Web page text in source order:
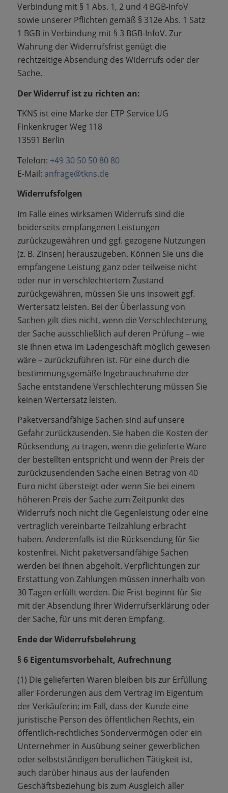
Verbindung mit § 1 Abs. 1, 2 und 4 BGB-InfoV
sowie unserer Pflichten gemäß § 312e Abs. 1 Satz
1 BGB in Verbindung mit § 3 BGB-InfoV. Zur
Wahrung der Widerrufsfrist genügt die
rechtzeitige Absendung des Widerrufs oder der
Sache.
Der Widerruf ist zu richten an:
TKNS ist eine Marke der ETP Service UG
Finkenkruger Weg 118
13591 Berlin
Telefon: +49 30 50 50 80 80
E-Mail: anfrage@tkns.de
Widerrufsfolgen
Im Falle eines wirksamen Widerrufs sind die
beiderseits empfangenen Leistungen
zurückzugewähren und ggf. gezogene Nutzungen
(z. B. Zinsen) herauszugeben. Können Sie uns die
empfangene Leistung ganz oder teilweise nicht
oder nur in verschlechtertem Zustand
zurückgewähren, müssen Sie uns insoweit ggf.
Wertersatz leisten. Bei der Überlassung von
Sachen gilt dies nicht, wenn die Verschlechterung
der Sache ausschließlich auf deren Prüfung – wie
sie Ihnen etwa im Ladengeschäft möglich gewesen
wäre – zurückzuführen ist. Für eine durch die
bestimmungsgemäße Ingebrauchnahme der
Sache entstandene Verschlechterung müssen Sie
keinen Wertersatz leisten.
Paketversandfähige Sachen sind auf unsere
Gefahr zurückzusenden. Sie haben die Kosten der
Rücksendung zu tragen, wenn die gelieferte Ware
der bestellten entspricht und wenn der Preis der
zurückzusendenden Sache einen Betrag von 40
Euro nicht übersteigt oder wenn Sie bei einem
höheren Preis der Sache zum Zeitpunkt des
Widerrufs noch nicht die Gegenleistung oder eine
vertraglich vereinbarte Teilzahlung erbracht
haben. Anderenfalls ist die Rücksendung für Sie
kostenfrei. Nicht paketversandfähige Sachen
werden bei Ihnen abgeholt. Verpflichtungen zur
Erstattung von Zahlungen müssen innerhalb von
30 Tagen erfüllt werden. Die Frist beginnt für Sie
mit der Absendung Ihrer Widerrufserklärung oder
der Sache, für uns mit deren Empfang.
Ende der Widerrufsbelehrung
§ 6 Eigentumsvorbehalt, Aufrechnung
(1) Die gelieferten Waren bleiben bis zur Erfüllung
aller Forderungen aus dem Vertrag im Eigentum
der Verkäuferin; im Fall, dass der Kunde eine
juristische Person des öffentlichen Rechts, ein
öffentlich-rechtliches Sondervermögen oder ein
Unternehmer in Ausübung seiner gewerblichen
oder selbstständigen beruflichen Tätigkeit ist,
auch darüber hinaus aus der laufenden
Geschäftsbeziehung bis zum Ausgleich aller